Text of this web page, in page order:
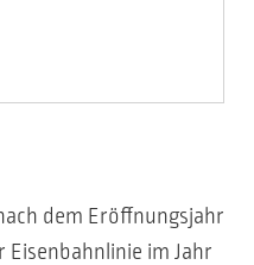
dem Eröffnungsjahr
im Jahr